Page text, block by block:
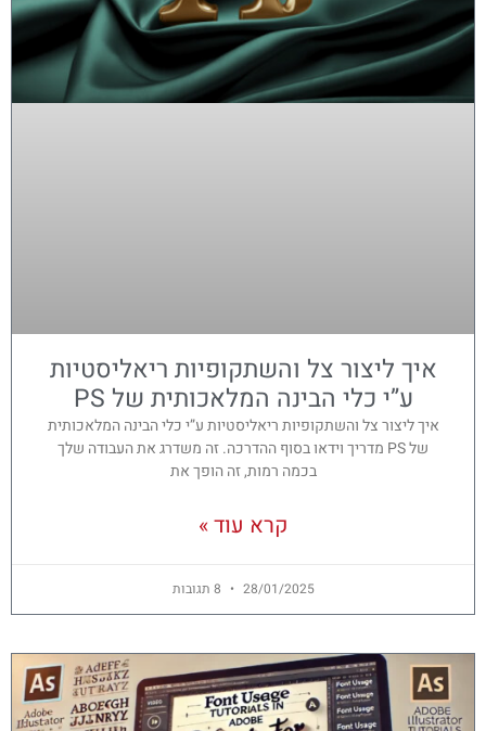
איך ליצור צל והשתקופיות ריאליסטיות
ע”י כלי הבינה המלאכותית של PS
איך ליצור צל והשתקופיות ריאליסטיות ע”י כלי הבינה המלאכותית
של PS מדריך וידאו בסוף ההדרכה. זה משדרג את העבודה שלך
בכמה רמות, זה הופך את
קרא עוד »
28/01/2025